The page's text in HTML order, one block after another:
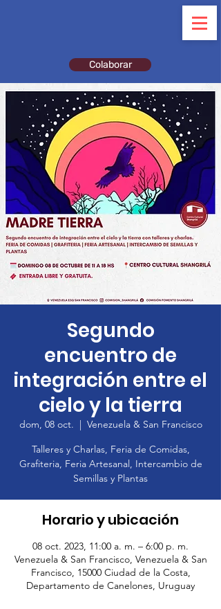
Colaborar
Segundo
encuentro de
integración entre el
cielo y la tierra
dom, 08 oct.
  |
Venezuela & San Francisco
Talleres y Charlas, Feria de Comidas,
Grafiteria, Feria Artesanal, Intercambio de
Semillas y Plantas
Horario y ubicación
08 oct. 2023, 11:00 a. m. – 6:00 p. m.
Venezuela & San Francisco, Venezuela & San
Francisco, 15000 Ciudad de la Costa,
Departamento de Canelones, Uruguay